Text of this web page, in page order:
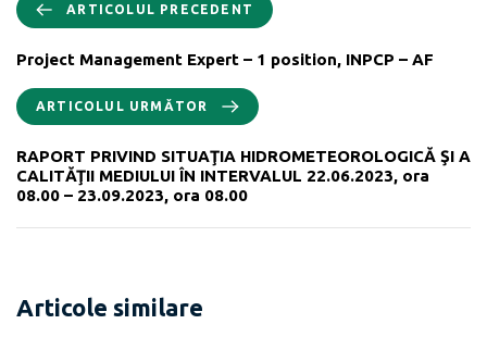
ARTICOLUL PRECEDENT
Project Management Expert – 1 position, INPCP – AF
ARTICOLUL URMĂTOR
RAPORT PRIVIND SITUAŢIA HIDROMETEOROLOGICĂ ŞI A
CALITĂŢII MEDIULUI ÎN INTERVALUL 22.06.2023, ora
08.00 – 23.09.2023, ora 08.00
Articole similare